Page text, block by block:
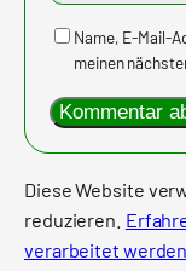
Name, E-Mail-
meinen
Diese Website
reduzieren.
verarbeitet werden.